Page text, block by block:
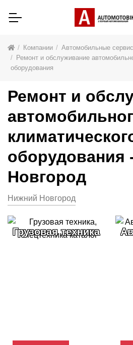
Компании
Автомобильные
Ремонт и обслуживание
оборудования
Ремонт и
оборудования
Новгород
Нижний Новгород
Автосервисы